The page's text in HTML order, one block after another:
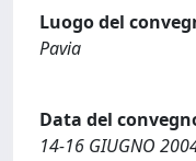
Luogo del
Pavia
Data del
14-16 GIUGNO